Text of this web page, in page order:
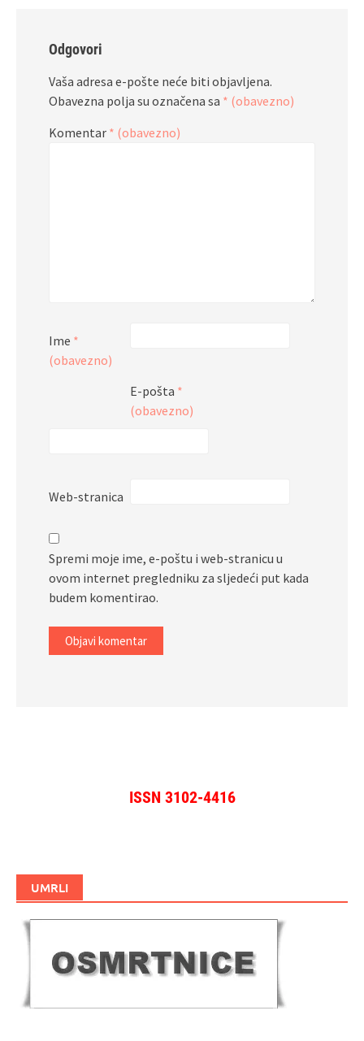
Odgovori
Vaša adresa e-pošte neće biti objavljena.
Obavezna polja su označena sa * (obavezno)
Komentar * (obavezno)
Ime *
(obavezno)
E-pošta *
(obavezno)
Web-stranica
Spremi moje ime, e-poštu i web-stranicu u
ovom internet pregledniku za sljedeći put kada
budem komentirao.
ISSN 3102-4416
UMRLI